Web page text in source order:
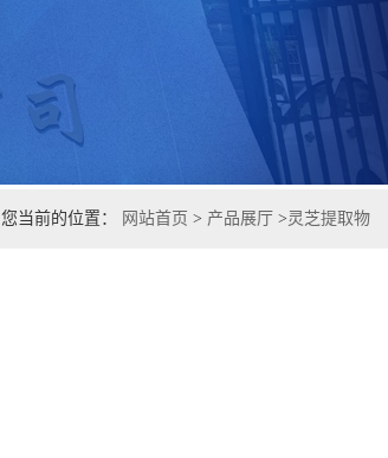
您当前的位置： 网站首页 > 产品展厅 >灵芝提取物